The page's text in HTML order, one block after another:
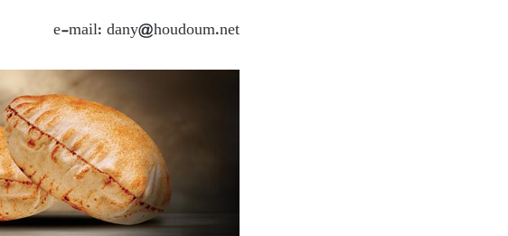
e-mail: dany@houdoum.net